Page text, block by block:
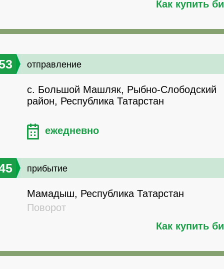
Как купить
отправление
с. Большой Машляк, Рыбно-Слободский
район, Республика Татарстан
ежедневно
прибытие
Мамадыш, Республика Татарстан
Поворот
Как купить